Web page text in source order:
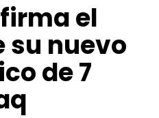
el
su nuevo
de 7